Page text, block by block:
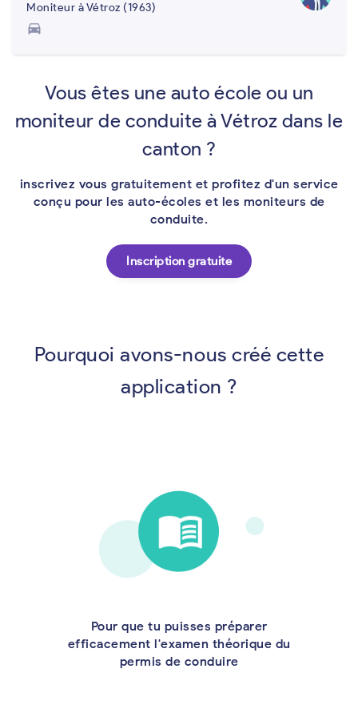
Moniteur à Vétroz (1963)
directions_car
Vous êtes une auto école ou un
moniteur de conduite à Vétroz dans le
canton ?
inscrivez vous gratuitement et profitez d'un service
conçu pour les auto-écoles et les moniteurs de
conduite.
Inscription gratuite
Pourquoi avons-nous créé cette
application ?
Pour que tu puisses préparer
efficacement l'examen théorique du
permis de conduire